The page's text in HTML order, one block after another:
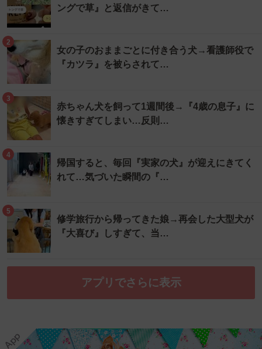
ングで草』と返信がきて…
2
女の子のおままごとに付き合う犬→看護師役で
『カツラ』を被らされて…
3
赤ちゃん犬を飼って1週間後→『4歳の息子』に
懐きすぎてしまい…反則…
4
帰国すると、毎回『実家の犬』が迎えにきてく
れて…気づいた瞬間の『…
5
修学旅行から帰ってきた娘→再会した大型犬が
『大喜び』しすぎて、当…
アプリでさらに表示